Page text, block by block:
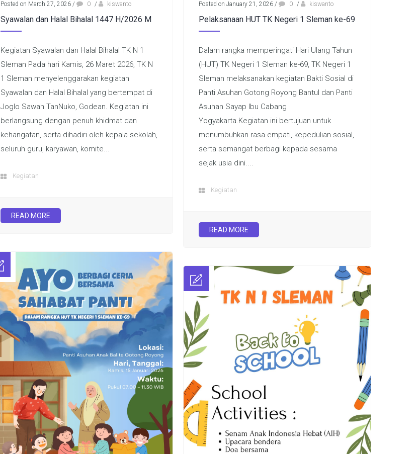
Posted on March 27, 2026 / 0 / kiswanto
Syawalan dan Halal Bihalal 1447 H/2026 M
Kegiatan Syawalan dan Halal Bihalal TK N 1
Sleman Pada hari Kamis, 26 Maret 2026, TK N
1 Sleman menyelenggarakan kegiatan
Syawalan dan Halal Bihalal yang bertempat di
Joglo Sawah TanNuko, Godean. Kegiatan ini
berlangsung dengan penuh khidmat dan
kehangatan, serta dihadiri oleh kepala sekolah,
seluruh guru, karyawan, komite...
Kegiatan
READ MORE
Posted on January 21, 2026 / 0 / kiswanto
Pelaksanaan HUT TK Negeri 1 Sleman ke-69
Dalam rangka memperingati Hari Ulang Tahun
(HUT) TK Negeri 1 Sleman ke-69, TK Negeri 1
Sleman melaksanakan kegiatan Bakti Sosial di
Panti Asuhan Gotong Royong Bantul dan Panti
Asuhan Sayap Ibu Cabang
Yogyakarta.Kegiatan ini bertujuan untuk
menumbuhkan rasa empati, kepedulian sosial,
serta semangat berbagi kepada sesama
sejak usia dini....
Kegiatan
READ MORE